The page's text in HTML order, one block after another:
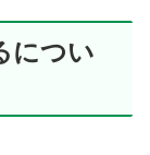
につい